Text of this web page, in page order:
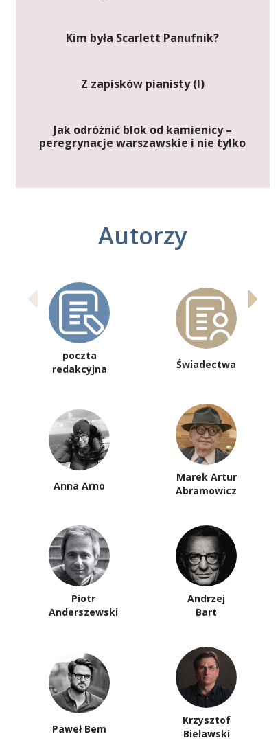
Kim była Scarlett Panufnik?
Z zapisków pianisty (I)
Jak odróżnić blok od kamienicy –
peregrynacje warszawskie i nie tylko
Autorzy
poczta
redakcyjna
Świadectwa
Anna Arno
Marek Artur
Abramowicz
Piotr
Anderszewski
Andrzej
Bart
Paweł Bem
Krzysztof
Bielawski